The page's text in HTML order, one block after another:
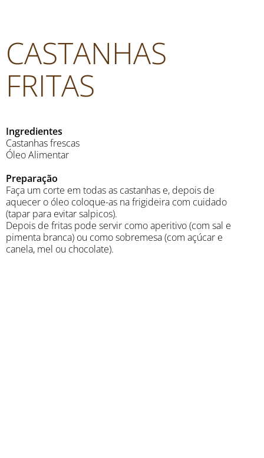
CASTANHAS
FRITAS
Ingredientes
Castanhas frescas
Óleo Alimentar
Preparação
Faça um corte em todas as castanhas e, depois de
aquecer o óleo coloque-as na frigideira com cuidado
(tapar para evitar salpicos).
Depois de fritas pode servir como aperitivo (com sal e
pimenta branca) ou como sobremesa (com açúcar e
canela, mel ou chocolate).